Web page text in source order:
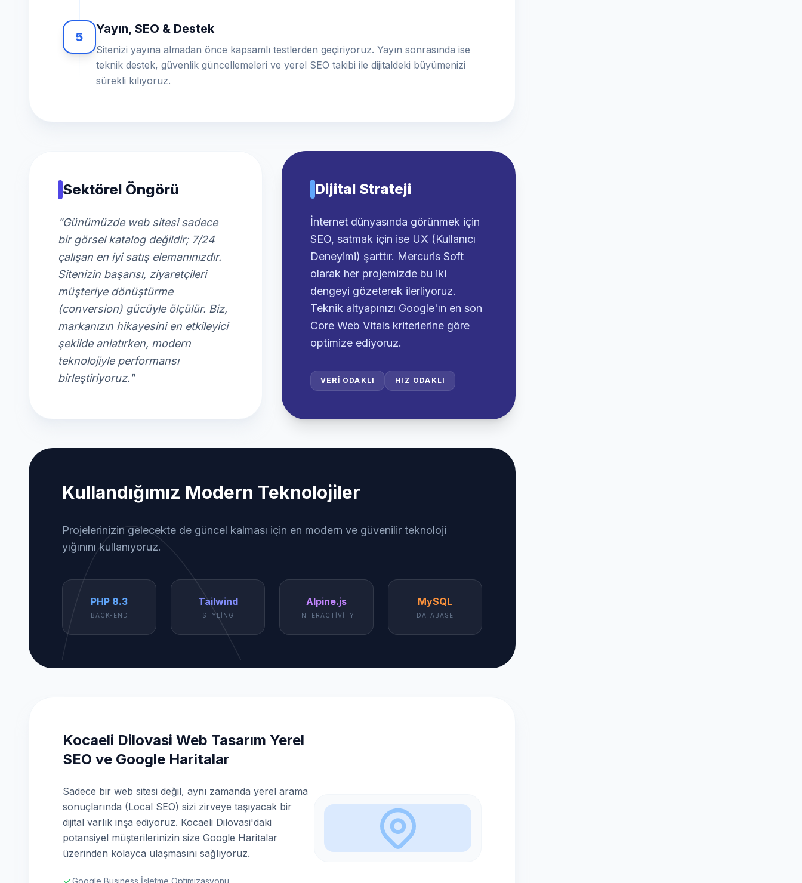
5
Yayın, SEO & Destek
Sitenizi yayına almadan önce kapsamlı testlerden geçiriyoruz. Yayın sonrasında ise
teknik destek, güvenlik güncellemeleri ve yerel SEO takibi ile dijitaldeki büyümenizi
sürekli kılıyoruz.
Sektörel Öngörü
"Günümüzde web sitesi sadece
bir görsel katalog değildir; 7/24
çalışan en iyi satış elemanınızdır.
Sitenizin başarısı, ziyaretçileri
müşteriye dönüştürme
(conversion) gücüyle ölçülür. Biz,
markanızın hikayesini en etkileyici
şekilde anlatırken, modern
teknolojiyle performansı
birleştiriyoruz."
Dijital Strateji
İnternet dünyasında görünmek için
SEO, satmak için ise UX (Kullanıcı
Deneyimi) şarttır. Mercuris Soft
olarak her projemizde bu iki
dengeyi gözeterek ilerliyoruz.
Teknik altyapınızı Google'ın en son
Core Web Vitals kriterlerine göre
optimize ediyoruz.
VERI ODAKLI HIZ ODAKLI
Kullandığımız Modern Teknolojiler
Projelerinizin gelecekte de güncel kalması için en modern ve güvenilir teknoloji
yığınını kullanıyoruz.
PHP 8.3
BACK-END
Tailwind
STYLING
Alpine.js
INTERACTIVITY
MySQL
DATABASE
Kocaeli Dilovasi Web Tasarım Yerel
SEO ve Google Haritalar
Sadece bir web sitesi değil, aynı zamanda yerel arama
sonuçlarında (Local SEO) sizi zirveye taşıyacak bir
dijital varlık inşa ediyoruz. Kocaeli Dilovasi'daki
potansiyel müşterilerinizin size Google Haritalar
üzerinden kolayca ulaşmasını sağlıyoruz.
Google Business İşletme Optimizasyonu